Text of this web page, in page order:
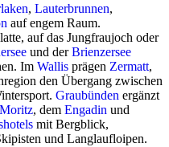
, Lauterbrunnen,
auf engem Raum.
auf das Jungfraujoch oder
und derBrienzersee
Im Wallis prägen Zermatt,
den Übergang zwischen
Graubünden ergänzt
, dem Engadin und
mit Bergblick,
und Langlaufloipen.